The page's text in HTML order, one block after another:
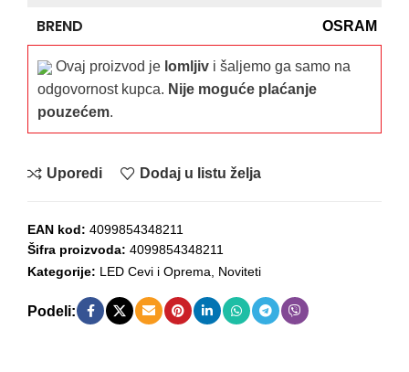
BREND OSRAM
Ovaj proizvod je lomljiv i šaljemo ga samo na
odgovornost kupca. Nije moguće plaćanje
pouzećem.
Uporedi Dodaj u listu želja
EAN kod: 4099854348211
Šifra proizvoda: 4099854348211
Kategorije: LED Cevi i Oprema Noviteti
Podeli: